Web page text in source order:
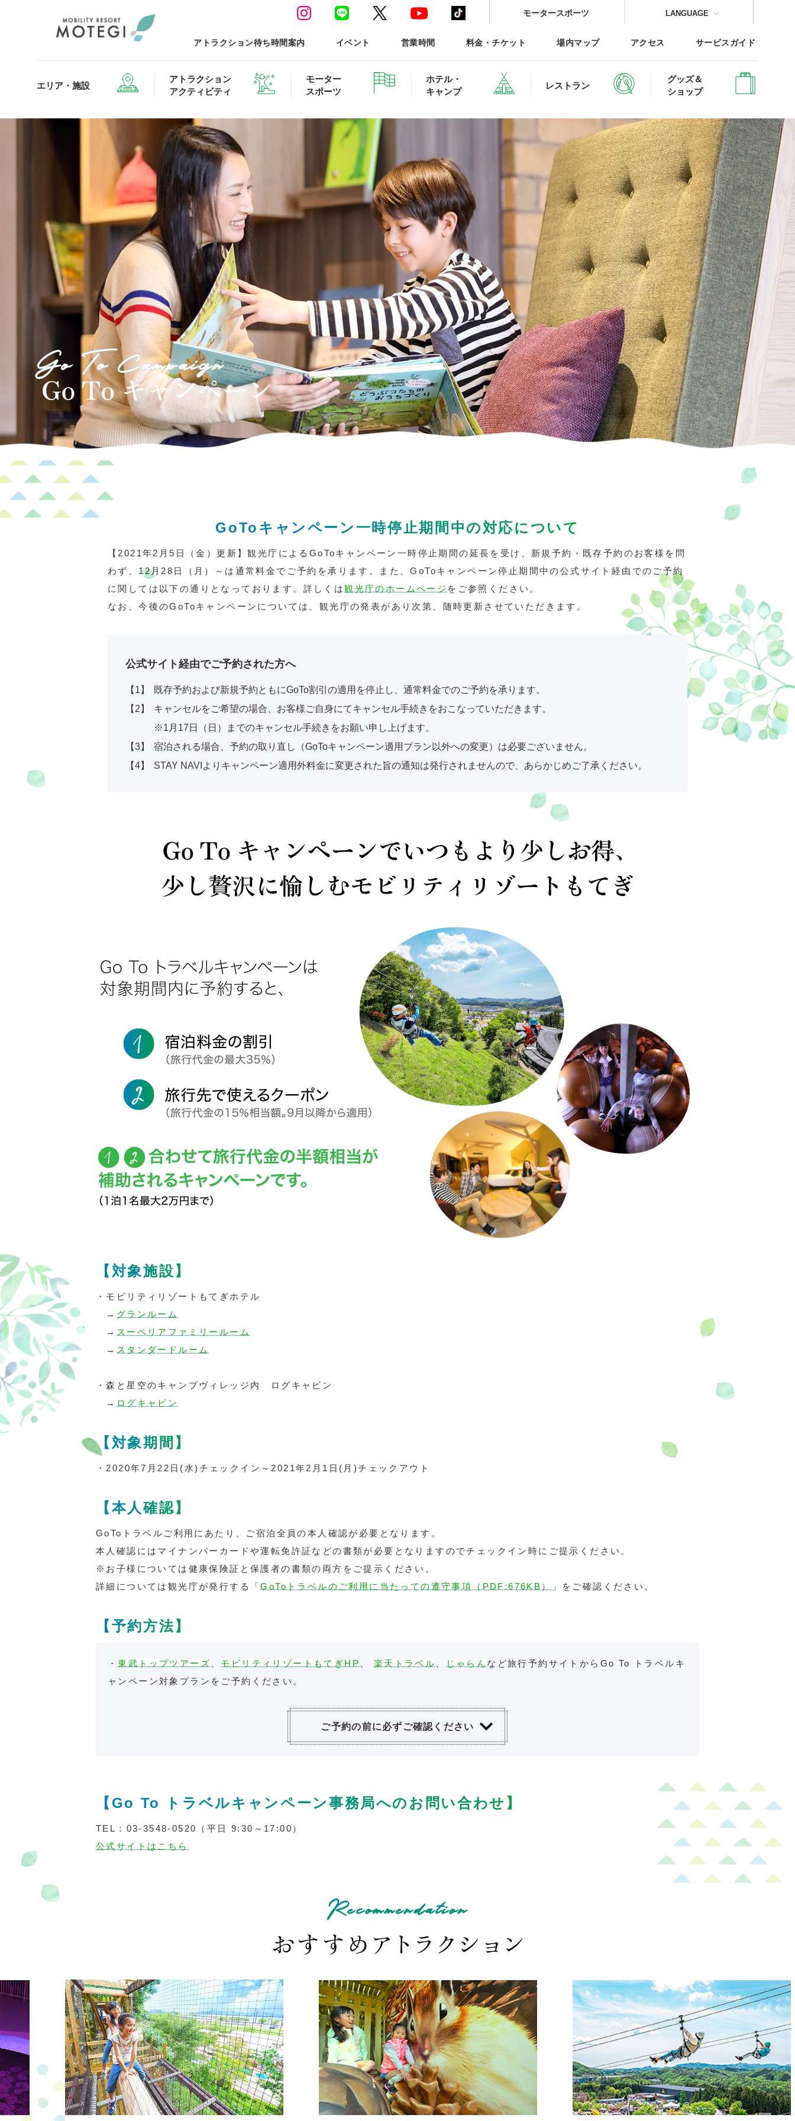
モータースポーツ LANGUAGE
アトラクション待ち時間案内 イベント 営業時間 料金・チケット 場内マップ アクセス サービスガイド
エリア・施設
アトラクション
アクティビティ
モーター
スポーツ
ホテル・
キャンプ
レストラン
グッズ＆
ショップ
CLOSE
エリア・施設TOP
パーク ハローウッズ 森と星空のキャンプヴィレッジ ホテル
モータースポーツ ホンダコレクションホール 交通教育センターもてぎ
CLOSE
アトラクション・アクティビティTOP
森感覚アスレチック DOKIDOKI 巨大ネットの森 SUMIKA
空のアスレチックひろば KONOMI アクティビティ（自然体験・キャンプ）
クルマ＆
バイクのアトラクション
大人も楽しめるレーシングカート
CLOSE
モータースポーツTOP
MotoGP™ トライアル世界選手権 SUPER GT
もてぎ2&4レース 全日本ロードレース スーパー耐久
アジアロードレース選手権 全日本トライアル 全日本カート サーキットを走る（走行体験・レース参戦・スクール）
もて耐
もてぎロードレース
CLOSE
ホテル・グランピング ご予約
ホテルTOP
プレミアムステイルーム スーペリアファミリー
森のレストラン MARCHERANT
森と星空のキャンプヴィレッジTOP
グランピング ログキャビン・林間サイト
ハローウッズキャンプ
アクティビティ（自然体験・キャン
CLOSE
レストランTOP
カフェテリア オーク 森のジェラテリア ROCCO 森のキッチン どんぐり
グランツーリスモカフェ
CLOSE
グッズ＆ショップTOP
グッズ・ショップ情報
Go To Campaign
GoToキャンペーン 一時停止期間中の対応について
【2021年2月5日（金）更新】観光庁によるGoToキャンペーン一時停止期間の延長を受け、新規予約・既存予約のお客様を問
わず、12月28日（月）～は通常料金でご予約を承ります。また、GoToキャンペーン停止期間中の公式サイト経由でのご予約
に関しては以下の通りとなっております。詳しくは観光庁のホームページ をご参照ください。
なお、今後のGoToキャンペーンについては、観光庁の発表があり次第、随時更新させていただきます。
公式サイト経由でご予約された方へ
【1】
既存予約および新規予約ともにGoTo割引の適用を停止し、通常料金でのご予約を承ります。
【2】
キャンセルをご希望の場合、お客様ご自身にてキャンセル手続きをおこなっていただきます。
※1月17日（日）までのキャンセル手続きをお願い申し上げます。
【3】
宿泊される場合、予約の取り直し（GoToキャンペーン適用プラン以外への変更）は必要ございません。
【4】
STAY NAVIよりキャンペーン適用外料金に変更された旨の通知は発行されませんので、あらかじめご了承ください。
【対象施設】
・モビリティリゾートもてぎホテル
→ グランルーム
→ スーペリアファミリールーム
→ スタンダードルーム
・森と星空のキャンプヴィレッジ内 ログキャビン
→ ログキャビン
【対象期間】
・2020年7月22日(水)チェックイン～2021年2月1日(月)チェックアウト
【本人確認】
GoToトラベルご利用にあたり、ご宿泊全員の本人確認が必要となります。
本人確認にはマイナンバーカードや運転免許証などの書類が必要となりますのでチェックイン時にご提示ください。
※お子様については健康保険証と保護者の書類の両方をご提示ください。
詳細については観光庁が発行する「GoToトラベルのご利用に当たっての遵守事項（PDF:676KB） 」をご確認ください。
【予約方法】
・東武トップツアーズ モビリティリゾートもてぎHP 楽天トラベル じゃらん など旅行予約サイトからGo To トラベルキ
ャンペーン対象プランをご予約ください。
ご予約の前に必ずご確認ください
【Go To トラベルキャンペーン事務局へのお問い合わせ】
TEL： 03-3548-0520
（平日 9:30～17:00）
公式サイトはこちら
Recommendation